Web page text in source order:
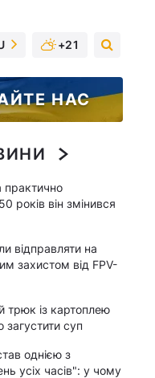
+21
НАС
практично
років він змінився
відправляти на
захистом від FPV-
трюк із картоплею
суп
однією з
усіх часів": у чому